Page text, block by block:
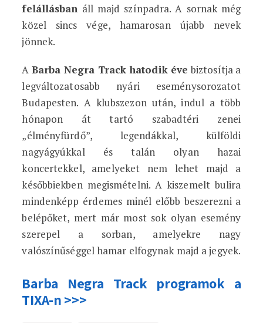
felállásban áll majd színpadra. A sornak még
közel sincs vége, hamarosan újabb nevek
jönnek.
ABarba Negra Track hatodik éve biztosítja a
legváltozatosabb nyári eseménysorozatot
Budapesten. A klubszezon után, indul a több
hónapon át tartó szabadtéri zenei
„élményfürdő”, legendákkal, külföldi
nagyágyúkkal és talán olyan hazai
koncertekkel, amelyeket nem lehet majd a
későbbiekben megismételni. A kiszemelt bulira
mindenképp érdemes minél előbb beszerezni a
belépőket, mert már most sok olyan esemény
szerepel a sorban, amelyekre nagy
valószínűséggel hamar elfogynak majd a jegyek.
Barba Negra Track programok a
TIXA-n >>>